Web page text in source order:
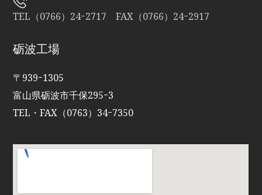
TEL（0766）24ｰ2717 FAX（0766）24ｰ2917
砺波工場
〒939ｰ1305
富山県砺波市千保295ｰ3
TEL・FAX（0763）34ｰ7350